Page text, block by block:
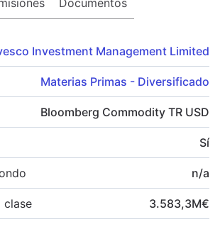
Investment Management Limited
Materias Primas - Diversificado
Bloomberg Commodity TR USD
Sí
n/a
clase 3.583,3M€